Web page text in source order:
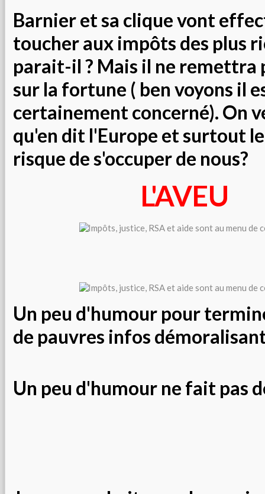
Barnier et sa clique vont
toucher aux impôts des plus
parait-il ? Mais il ne remettra
sur la fortune ( ben voyons il
certainement concerné). On
qu'en dit l'Europe et surtout
risque de s'occuper de nous?
L'AVEU
Un peu d'humour pour
de pauvres infos
Un peu d'humour ne fait pas